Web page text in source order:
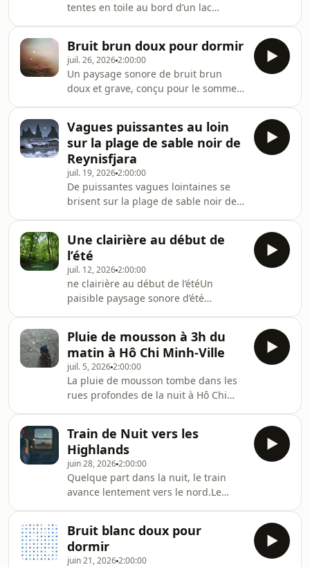
tentes en toile au bord d’un lac
patrimoine mondial de l’UNESCO,
connue pour son cadre montagneux
et ses rues historiques.Les gouttes
douces frappent la toile de près, avec
un son sec et apaisant, créant un
rythme calme et abrité, tandis que le
paysage environnant reste immobile
dans la brume.Notre
Bruit brun doux pour dormir
juil. 26, 20262:00:00
Un paysage sonore de bruit brun
doux et grave, conçu pour le sommeil
bruit brun a une tonalité plus chaude
et plus profonde que le bruit blanc,
créant une couverture sonore lisse
qui peut aider à apaiser l’esprit,
réduire les distractions et favoriser un
environnement calme pour
dormir.Notre nouvelle sortie en
boucle Bruit bla
Vagues puissantes au loin
sur la plage de sable noir de
Reynisfjara
juil. 19, 20262:00:00
De puissantes vagues lointaines se
brisent sur la plage de sable noir de
l’Islande.Enregistré à distance, ce
paysage sonore capture le poids
régulier du ressac lorsqu’il roule
contre le rivage volcanique noir. Les
vagues restent fortes mais
spacieuses, créant une vaste
atmosphère côtière pour le sommeil,
le repos ou la concentration.
Une clairière au début de
l’été
juil. 12, 20262:00:00
ne clairière au début de l’étéUn
paisible paysage sonore d’été
par un après-midi brumeux de début
d’été, cette prise de son forestière
vaste et ouverte capture les oiseaux
locaux se déplaçant entre les arbres,
leurs appels résonnant doucement à
travers la clairière tandis que la
journée s’installe autour d’eux. L’air est
chaud et i
Pluie de mousson à 3h du
matin à Hô Chi Minh-Ville
juil. 5, 20262:00:00
La pluie de mousson tombe dans les
rues profondes de la nuit à Hô Chi
paysage sonore capture une pluie
tropicale régulière, une ambiance
urbaine lointaine et le calme d’une
ville encore endormie. La pluie reste
proche et continue, créant une
couche apaisante de son naturel pour
le sommeil, le repos ou la
concentration.No
Train de Nuit vers les
Highlands
juin 28, 20262:00:00
Quelque part dans la nuit, le train
avance lentement vers le nord.Le
balancement du wagon créent une
boucle calme et continue.Un espace
Bruit blanc doux pour
dormir
juin 21, 20262:00:00